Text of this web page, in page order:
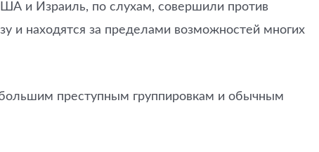
и Израиль, по слухам, совершили против
и находятся за пределами возможностей многих
преступным группировкам и обычным